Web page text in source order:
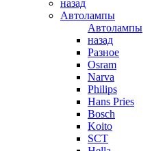
назад
Автолампы
Автолампы
назад
Разное
Osram
Narva
Philips
Hans Pries
Bosch
Koito
SCT